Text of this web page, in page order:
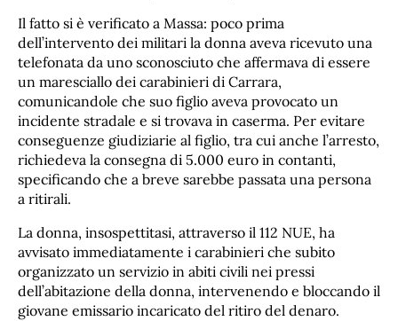
Il fatto si è verificato a Massa: poco prima
dell’intervento dei militari la donna aveva ricevuto una
telefonata da uno sconosciuto che affermava di essere
un maresciallo dei carabinieri di Carrara,
comunicandole che suo figlio aveva provocato un
incidente stradale e si trovava in caserma. Per evitare
conseguenze giudiziarie al figlio, tra cui anche l’arresto,
richiedeva la consegna di 5.000 euro in contanti,
specificando che a breve sarebbe passata una persona
a ritirali.
La donna, insospettitasi, attraverso il 112 NUE, ha
avvisato immediatamente i carabinieri che subito
organizzato un servizio in abiti civili nei pressi
dell’abitazione della donna, intervenendo e bloccando il
giovane emissario incaricato del ritiro del denaro.